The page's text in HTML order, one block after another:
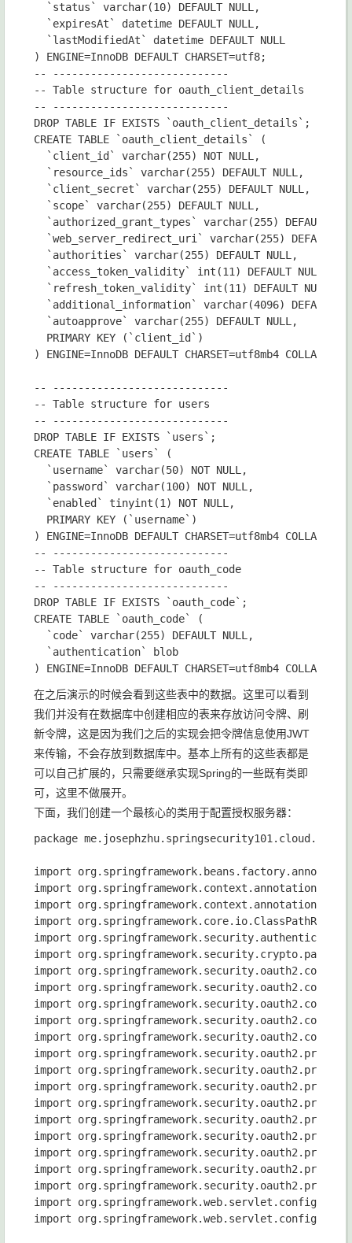
  `status` varchar(10) DEFAULT NULL,
  `expiresAt` datetime DEFAULT NULL,
  `lastModifiedAt` datetime DEFAULT NULL
) ENGINE=InnoDB DEFAULT CHARSET=utf8;
-- ----------------------------
-- Table structure for oauth_client_details
-- ----------------------------
DROP TABLE IF EXISTS `oauth_client_details`;
CREATE TABLE `oauth_client_details` (
  `client_id` varchar(255) NOT NULL,
  `resource_ids` varchar(255) DEFAULT NULL,
  `client_secret` varchar(255) DEFAULT NULL,
  `scope` varchar(255) DEFAULT NULL,
`authorized_grant_types` varchar(255) DEFAULT
`web_server_redirect_uri` varchar(255) DEFAULT
  `authorities` varchar(255) DEFAULT NULL,
  `access_token_validity` int(11) DEFAULT NULL,
  `refresh_token_validity` int(11) DEFAULT NULL,
`additional_information` varchar(4096) DEFAULT
  `autoapprove` varchar(255) DEFAULT NULL,
  PRIMARY KEY (`client_id`)
) ENGINE=InnoDB DEFAULT CHARSET=utf8mb4
-- ----------------------------
-- Table structure for users
-- ----------------------------
DROP TABLE IF EXISTS `users`;
CREATE TABLE `users` (
  `username` varchar(50) NOT NULL,
  `password` varchar(100) NOT NULL,
  `enabled` tinyint(1) NOT NULL,
  PRIMARY KEY (`username`)
) ENGINE=InnoDB DEFAULT CHARSET=utf8mb4
-- ----------------------------
-- Table structure for oauth_code
-- ----------------------------
DROP TABLE IF EXISTS `oauth_code`;
CREATE TABLE `oauth_code` (
  `code` varchar(255) DEFAULT NULL,
  `authentication` blob
在之后演示的时候会看到这些表中的数据。这里可以看到
我们并没有在数据库中创建相应的表来存放访问令牌、刷
新令牌，这是因为我们之后的实现会把令牌信息使用JWT
来传输，不会存放到数据库中。基本上所有的这些表都是
可以自己扩展的，只需要继承实现Spring的一些既有类即
可，这里不做展开。
下面，我们创建一个最核心的类用于配置授权服务器：
package
import
import
import
import
import
import
import
import
import
import
import
import
import
import
import
import
import
import
import
import
import
import